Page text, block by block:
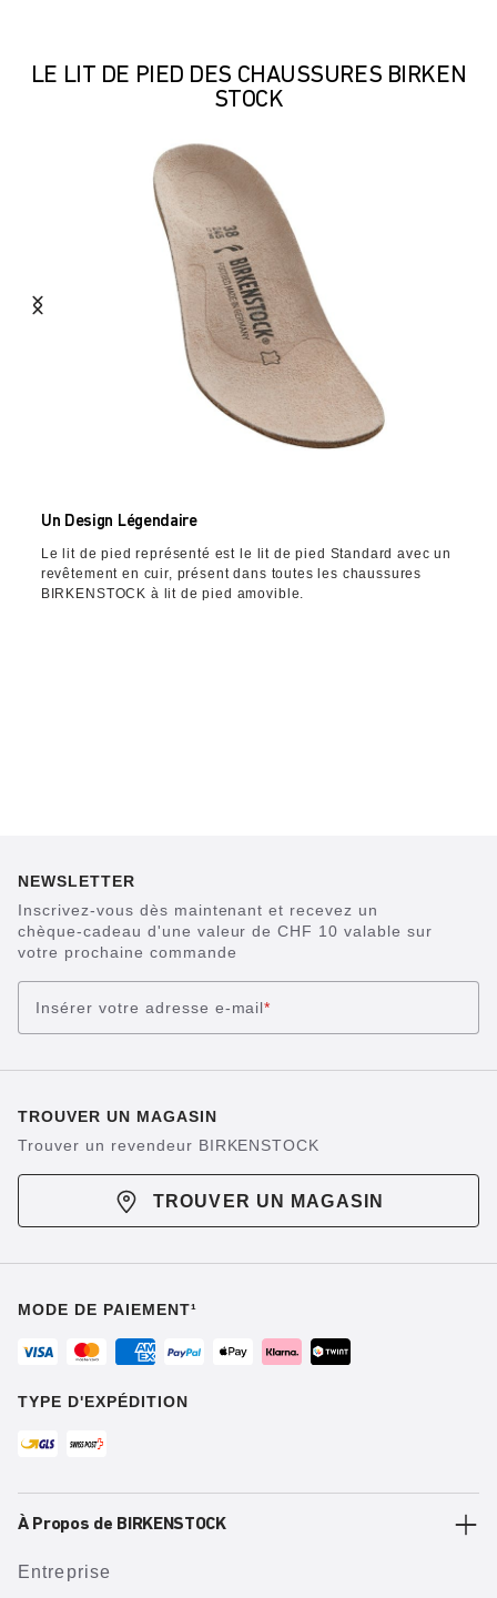
LE LIT DE PIED DES CHAUSSURES BIRKEN
STOCK
Un Design Légendaire
Le lit de pied représenté est le lit de pied Standard avec un
revêtement en cuir, présent dans toutes les chaussures
BIRKENSTOCK à lit de pied amovible.
NEWSLETTER
Inscrivez-vous dès maintenant et recevez un
chèque-cadeau d'une valeur de CHF 10 valable sur
votre prochaine commande
Insérer votre adresse e-mail*
TROUVER UN MAGASIN
Trouver un revendeur BIRKENSTOCK
TROUVER UN MAGASIN
MODE DE PAIEMENT¹
TYPE D'EXPÉDITION
À Propos de BIRKENSTOCK
Entreprise